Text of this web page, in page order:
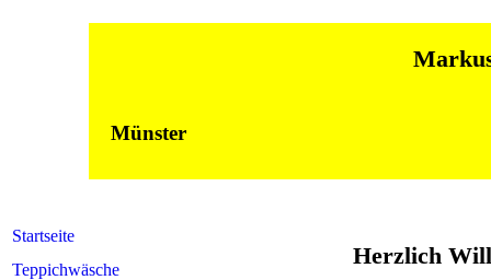
Herzlich
Startseite
Teppichwäsche
Markus
Münster